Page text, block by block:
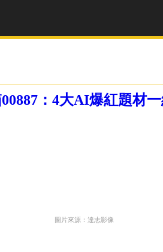
：4大AI爆紅題材一
圖片來源：達志影像